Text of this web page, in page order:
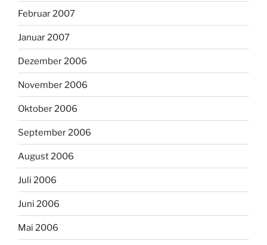
Februar 2007
Januar 2007
Dezember 2006
November 2006
Oktober 2006
September 2006
August 2006
Juli 2006
Juni 2006
Mai 2006